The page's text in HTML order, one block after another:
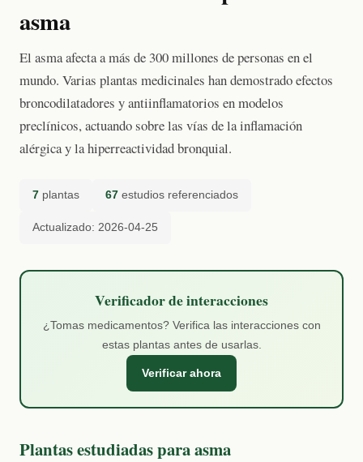
asma
El asma afecta a más de 300 millones de personas en el
mundo. Varias plantas medicinales han demostrado efectos
broncodilatadores y antiinflamatorios en modelos
preclínicos, actuando sobre las vías de la inflamación
alérgica y la hiperreactividad bronquial.
7 plantas 67 estudios referenciados
Actualizado: 2026-04-25
Verificador de interacciones
¿Tomas medicamentos? Verifica las interacciones con
estas plantas antes de usarlas.
Verificar ahora
Plantas estudiadas para asma